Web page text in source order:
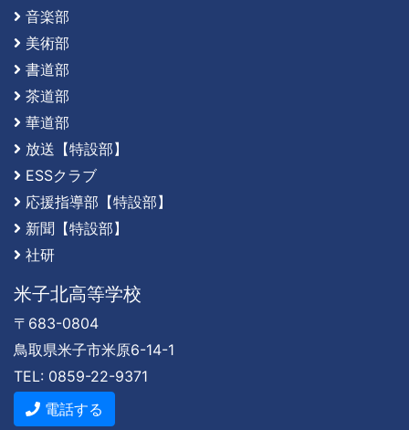
音楽部
美術部
書道部
茶道部
華道部
放送【特設部】
ESSクラブ
応援指導部【特設部】
新聞【特設部】
社研
米子北高等学校
〒683-0804
鳥取県米子市米原6-14-1
TEL: 0859-22-9371
電話する